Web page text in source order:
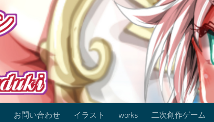
お問い合わせ イラスト works 二次創作ゲーム